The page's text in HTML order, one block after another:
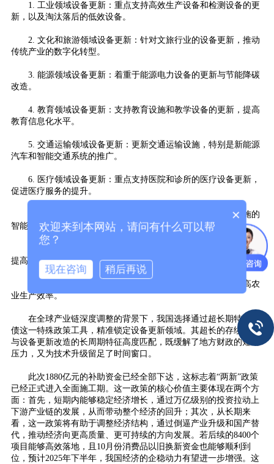
1. 工业领域设备更新：重点支持高效生产设备和检测设备的更
新，以及淘汰落后的低效设备。
2. 文化和旅游领域设备更新：针对文旅行业的设备更新，推动
传统产业的数字化转型。
3. 能源领域设备更新：着重于能源电力设备的更新与节能降碳
改造。
4. 教育领域设备更新：支持教育设施和教学设备的更新，提高
教育信息化水平。
5. 交通运输领域设备更新：更新交通运输设施，特别是新能源
汽车和智能交通系统的推广。
6. 医疗领域设备更新：重点支持医院和诊所的医疗设备更新，
促进医疗服务的提升。
7. 建筑和市政基础设施领域设备更新：推动建筑和基础设施的
智能化升级，提升绿色建筑的应用。
8. 环境资源领域设备更新：支持环境保护设施的改造与升级，
提高污染治理能力
9. 农业机械设备更新：促进农业机械化的现代化升级，提高农
业生产效率。
在全球产业链深度调整的背景下，我国选择通过超长期特别国
债这一特殊政策工具，精准锁定设备更新领域。其超长的存续周期
与设备更新改造的长周期特征高度匹配，既缓解了地方财政的短期
压力，又为技术升级留足了时间窗口。
此次1880亿元的补助资金已经全部下达，这标志着“两新”政策
已经正式进入全面施工期。这一政策的核心价值主要体现在两个方
面：首先，短期内能够稳定经济增长，通过万亿级别的投资拉动上
下游产业链的发展，从而带动整个经济的回升；其次，从长期来
看，这一政策将有助于调整经济结构，通过倒逼产业升级和国产替
代，推动经济向更高质量、更可持续的方向发展。若后续的8400个
项目能够高效落地，且10月份消费品以旧换新资金也能够顺利到
位，预计2025年下半年，我国经济的企稳动力有望进一步增强。这
×
欢迎来到本网站，请问有什么可以帮
您？
现在咨询 稍后再说